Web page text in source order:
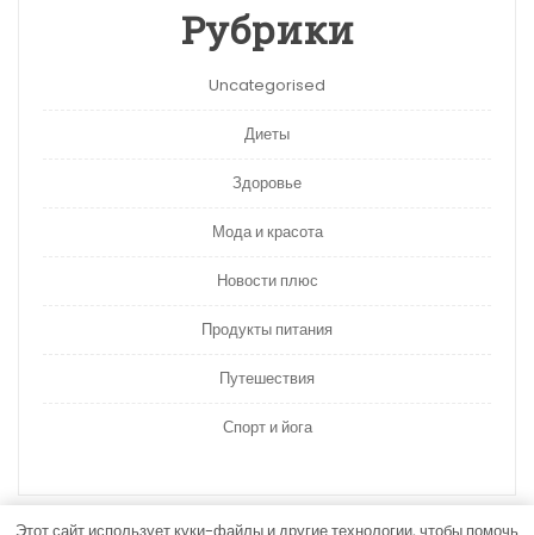
Рубрики
Uncategorised
Диеты
Здоровье
Мода и красота
Новости плюс
Продукты питания
Путешествия
Спорт и йога
Этот сайт использует куки-файлы и другие технологии, чтобы помочь